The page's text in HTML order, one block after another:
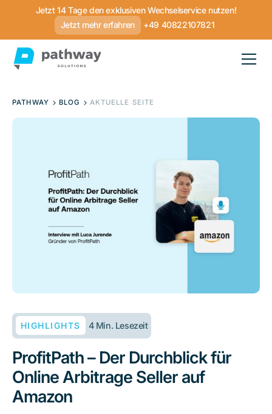
Jetzt 14 Tage den exklusiven Wechselservice nutzen!
Jetzt mehr erfahren
+49 40822107821
PATHWAY BLOG AKTUELLE SEITE
HIGHLIGHTS 4 Min. Lesezeit
ProfitPath – Der Durchblick für
Online Arbitrage Seller auf
Amazon